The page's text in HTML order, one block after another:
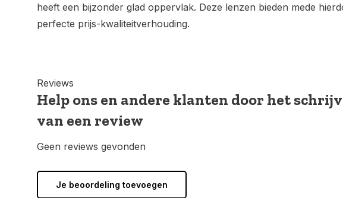
heeft een bijzonder glad oppervlak. Deze lenzen bieden mede
perfecte prijs-kwaliteitverhouding.
Reviews
Help ons en andere klanten door het
van een review
Geen reviews gevonden
Je beoordeling toevoegen